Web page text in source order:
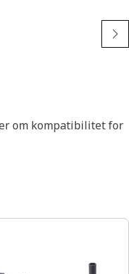
om kompatibilitet for